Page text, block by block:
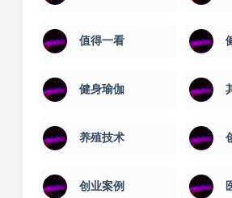
值得一看
健身瑜伽
养殖技术
创业案例